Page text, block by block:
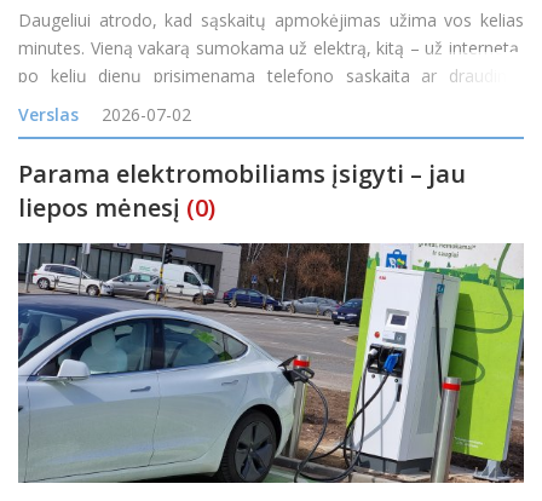
Daugeliui atrodo, kad sąskaitų apmokėjimas užima vos kelias
minutes. Vieną vakarą sumokama už elektrą, kitą – už internetą,
po kelių dienų prisimenama telefono sąskaita ar draudimo
įmoka. Atskirai kiekvienas mokėjimas tikrai nėra ilgas, tačiau per
mėnesį tokie trumpi darbai susideda į nemažai
Verslas 2026-07-02
Parama elektromobiliams įsigyti – jau
liepos mėnesį (0)